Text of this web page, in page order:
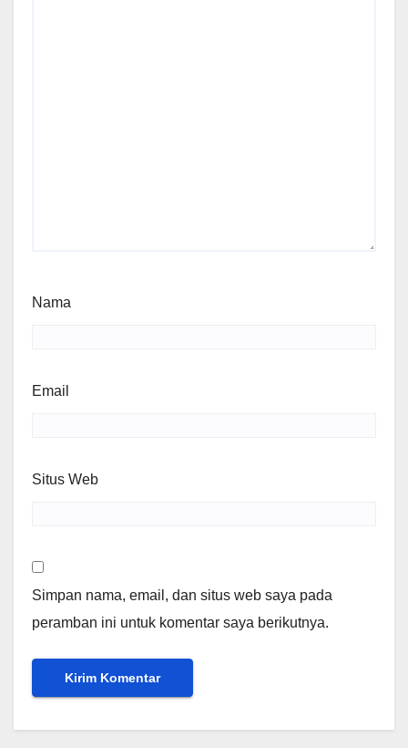
Nama
Email
Situs Web
Simpan nama, email, dan situs web saya pada
peramban ini untuk komentar saya berikutnya.